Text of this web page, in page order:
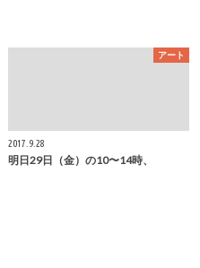
アート
2017.9.28
明日29日（金）の10〜14時、